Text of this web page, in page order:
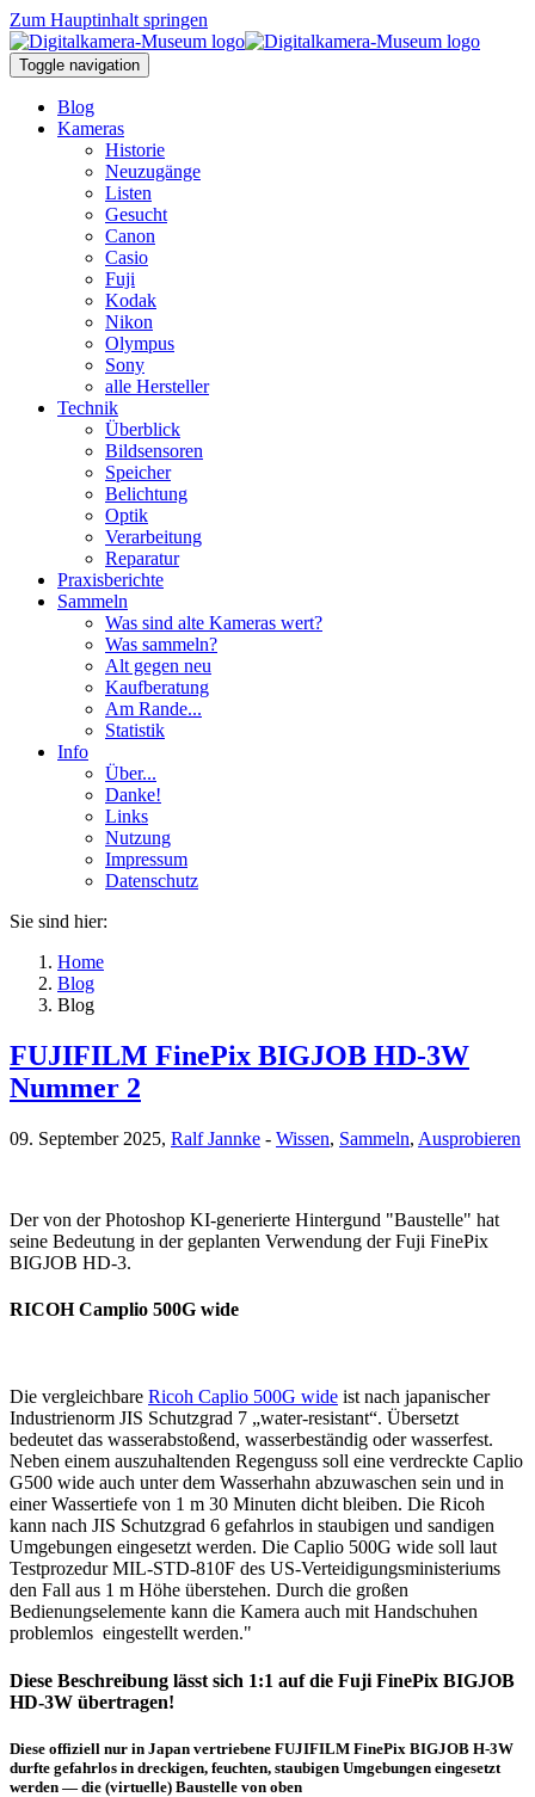
Zum Hauptinhalt springen
Toggle navigation
Blog
Kameras
Historie
Neuzugänge
Listen
Gesucht
Canon
Casio
Fuji
Kodak
Nikon
Olympus
Sony
alle Hersteller
Technik
Überblick
Bildsensoren
Speicher
Belichtung
Optik
Verarbeitung
Reparatur
Praxisberichte
Sammeln
Was sind alte Kameras wert?
Was sammeln?
Alt gegen neu
Kaufberatung
Am Rande...
Statistik
Info
Über...
Danke!
Links
Nutzung
Impressum
Datenschutz
Sie sind hier:
Home
Blog
Blog
FUJIFILM FinePix BIGJOB HD-3W
Nummer 2
09. September 2025, Ralf Jannke - Wissen, Sammeln, Ausprobieren
Der von der Photoshop KI-generierte Hintergund "Baustelle" hat
seine Bedeutung in der geplanten Verwendung der Fuji FinePix
BIGJOB HD-3.
RICOH Camplio 500G wide
Die vergleichbare Ricoh Caplio 500G wide ist nach japanischer
Industrienorm JIS Schutzgrad 7 „water-resistant“. Übersetzt
bedeutet das wasserabstoßend, wasserbeständig oder wasserfest.
Neben einem auszuhaltenden Regenguss soll eine verdreckte Caplio
G500 wide auch unter dem Wasserhahn abzuwaschen sein und in
einer Wassertiefe von 1 m 30 Minuten dicht bleiben. Die Ricoh
kann nach JIS Schutzgrad 6 gefahrlos in staubigen und sandigen
Umgebungen eingesetzt werden. Die Caplio 500G wide soll laut
Testprozedur MIL-STD-810F des US-Verteidigungsministeriums
den Fall aus 1 m Höhe überstehen. Durch die großen
Bedienungselemente kann die Kamera auch mit Handschuhen
problemlos eingestellt werden."
Diese Beschreibung lässt sich 1:1 auf die Fuji FinePix BIGJOB
HD-3W übertragen!
Diese offiziell nur in Japan vertriebene FUJIFILM FinePix BIGJOB H-3W
durfte gefahrlos in dreckigen, feuchten, staubigen Umgebungen eingesetzt
werden — die (virtuelle) Baustelle von oben